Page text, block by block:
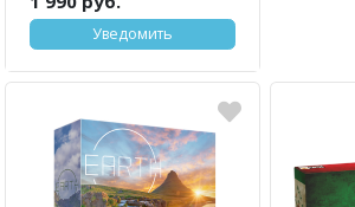
Уведомить